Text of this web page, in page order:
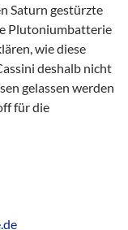
Saturn gestürzte
Plutoniumbatterie
wie diese
deshalb nicht
gelassen werden
für die